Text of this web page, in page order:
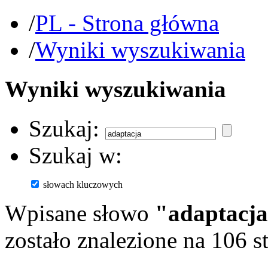
/PL - Strona główna
/Wyniki wyszukiwania
Wyniki wyszukiwania
Szukaj:
Szukaj w:
słowach kluczowych
Wpisane słowo
zostało znalezione na 106